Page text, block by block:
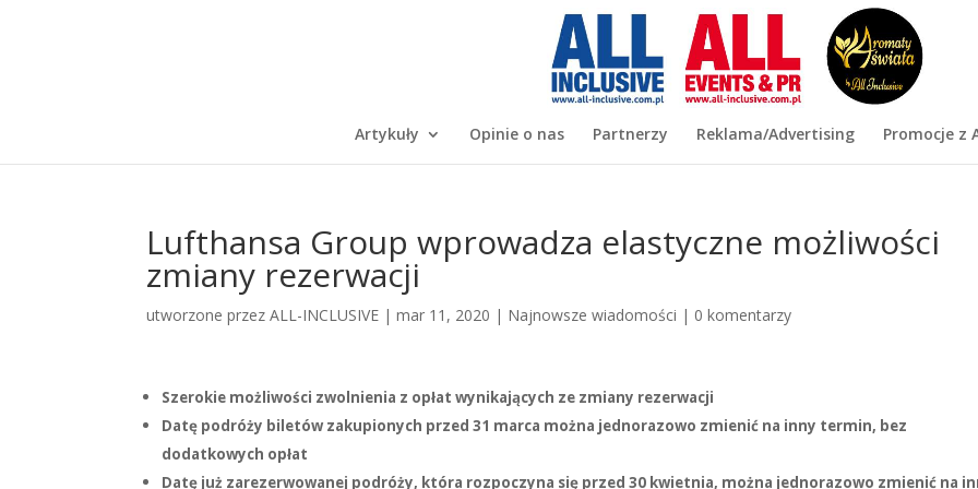
Artykuły Opinie o nas Partnerzy Reklama/Advertising Promocje z
Lufthansa Group wprowadza elastyczne możliwości
zmiany rezerwacji
utworzone przezALL-INCLUSIVE |mar 11, 2020 | Najnowsze wiadomości | 0 komentarzy
Szerokie możliwości zwolnienia z opłat wynikających ze zmiany rezerwacji
Datę podróży biletów zakupionych przed 31 marca można jednorazowo zmienić na inny termin, bez
dodatkowych opłat
Datę już zarezerwowanej podróży, która rozpoczyna się przed 30 kwietnia, można jednorazowo zmienić na